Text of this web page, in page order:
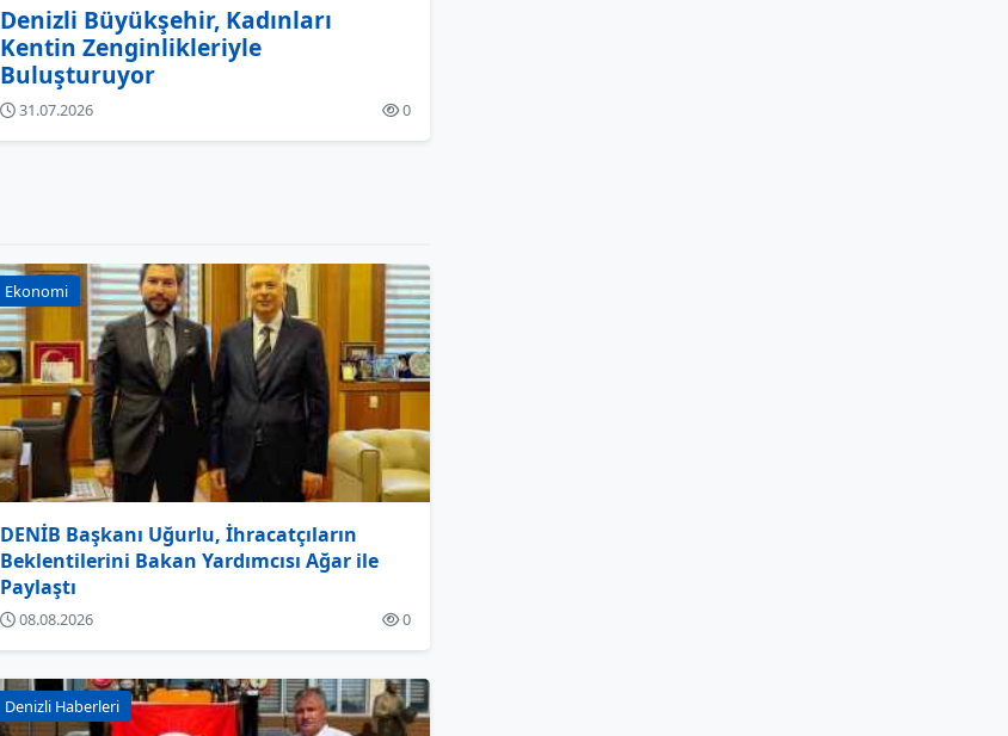
Denizli Büyükşehir, Kadınları
Kentin Zenginlikleriyle
Buluşturuyor
31.07.2026 0
Ekonomi
DENİB Başkanı Uğurlu, İhracatçıların
Beklentilerini Bakan Yardımcısı Ağar ile
Paylaştı
08.08.2026 0
Denizli Haberleri